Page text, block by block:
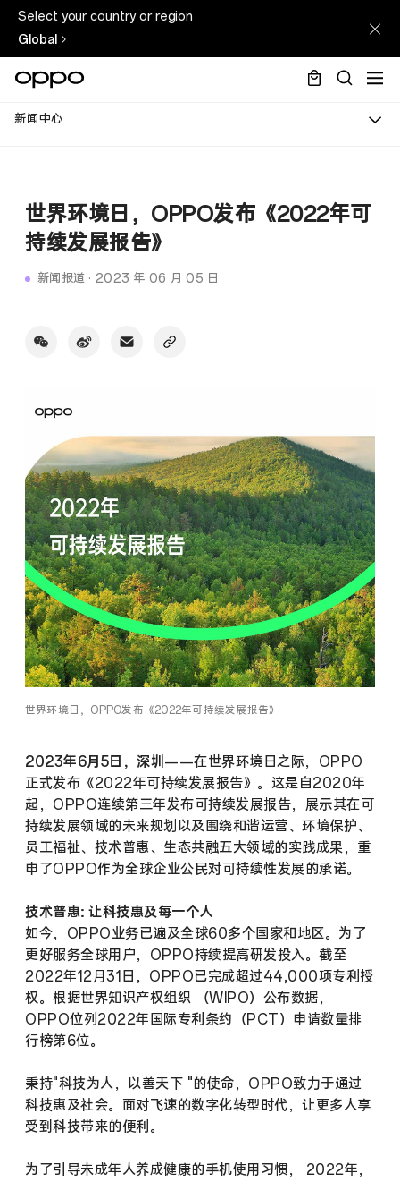
Select your country or region
Global
新闻中心
世界环境日，OPPO发布《2022年可
持续发展报告》
新闻报道 · 2023 年 06 月 05 日
世界环境日，OPPO发布《2022年可持续发展报告》
2023年6月5日，深圳 ——在世界环境日之际，OPPO
正式发布《2022年可持续发展报告》。这是自2020年
起，OPPO连续第三年发布可持续发展报告，展示其在可
持续发展领域的未来规划以及围绕和谐运营、环境保护、
员工福祉、技术普惠、生态共融五大领域的实践成果，重
申了OPPO作为全球企业公民对可持续性发展的承诺。
技术普惠: 让科技惠及每一个人
如今，OPPO业务已遍及全球60多个国家和地区。为了
更好服务全球用户，OPPO持续提高研发投入。截至
2022年12月31日，OPPO已完成超过44,000项专利授
权。根据世界知识产权组织 （WIPO）公布数据，
OPPO位列2022年国际专利条约（PCT）申请数量排
行榜第6位。
秉持"科技为人，以善天下 "的使命，OPPO致力于通过
科技惠及社会。面对飞速的数字化转型时代，让更多人享
受到科技带来的便利。
为了引导未成年人养成健康的手机使用习惯， 2022年，